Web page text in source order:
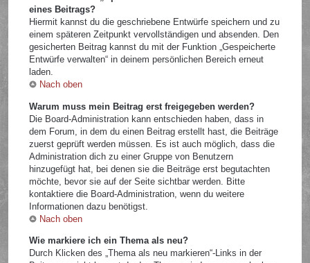
eines Beitrags?
Hiermit kannst du die geschriebene Entwürfe speichern und zu
einem späteren Zeitpunkt vervollständigen und absenden. Den
gesicherten Beitrag kannst du mit der Funktion „Gespeicherte
Entwürfe verwalten“ in deinem persönlichen Bereich erneut
laden.
Nach oben
Warum muss mein Beitrag erst freigegeben werden?
Die Board-Administration kann entschieden haben, dass in
dem Forum, in dem du einen Beitrag erstellt hast, die Beiträge
zuerst geprüft werden müssen. Es ist auch möglich, dass die
Administration dich zu einer Gruppe von Benutzern
hinzugefügt hat, bei denen sie die Beiträge erst begutachten
möchte, bevor sie auf der Seite sichtbar werden. Bitte
kontaktiere die Board-Administration, wenn du weitere
Informationen dazu benötigst.
Nach oben
Wie markiere ich ein Thema als neu?
Durch Klicken des „Thema als neu markieren“-Links in der